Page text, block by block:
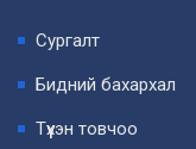
Сургалт
Бидний бахархал
Түүхэн товчоо